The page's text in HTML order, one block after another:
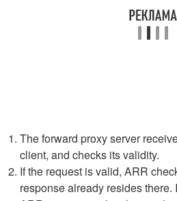
The forward proxy server
client, and checks its validity.
If the request is valid, ARR
response already resides there.